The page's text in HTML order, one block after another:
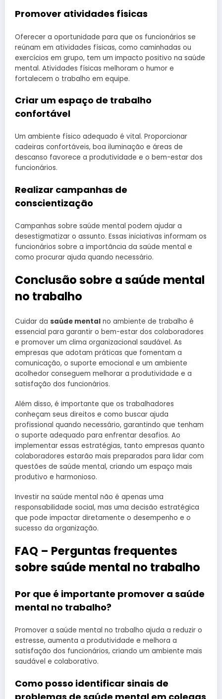
Promover atividades físicas
Oferecer a oportunidade para que os funcionários se
reúnam em atividades físicas, como caminhadas ou
exercícios em grupo, tem um impacto positivo na saúde
mental. Atividades físicas melhoram o humor e
fortalecem o trabalho em equipe.
Criar um espaço de trabalho
confortável
Um ambiente físico adequado é vital. Proporcionar
cadeiras confortáveis, boa iluminação e áreas de
descanso favorece a produtividade e o bem-estar dos
funcionários.
Realizar campanhas de
conscientização
Campanhas sobre saúde mental podem ajudar a
desestigmatizar o assunto. Essas iniciativas informam os
funcionários sobre a importância da saúde mental e
como procurar ajuda quando necessário.
Conclusão sobre a saúde mental
no trabalho
Cuidar da saúde mental no ambiente de trabalho é
essencial para garantir o bem-estar dos colaboradores
e promover um clima organizacional saudável. As
empresas que adotam práticas que fomentam a
comunicação, o suporte emocional e um ambiente
acolhedor conseguem melhorar a produtividade e a
satisfação dos funcionários.
Além disso, é importante que os trabalhadores
conheçam seus direitos e como buscar ajuda
profissional quando necessário, garantindo que tenham
o suporte adequado para enfrentar desafios. Ao
implementar essas estratégias, tanto empresas quanto
colaboradores estarão mais preparados para lidar com
questões de saúde mental, criando um espaço mais
produtivo e harmonioso.
Investir na saúde mental não é apenas uma
responsabilidade social, mas uma decisão estratégica
que pode impactar diretamente o desempenho e o
sucesso da organização.
FAQ – Perguntas frequentes
sobre saúde mental no trabalho
Por que é importante promover a saúde
mental no trabalho?
Promover a saúde mental no trabalho ajuda a reduzir o
estresse, aumenta a produtividade e melhora a
satisfação dos funcionários, criando um ambiente mais
saudável e colaborativo.
Como posso identificar sinais de